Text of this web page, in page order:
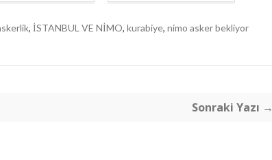
, İSTANBUL VE NİMO, kurabiye, nimo asker bekliyor
Sonraki Yazı →